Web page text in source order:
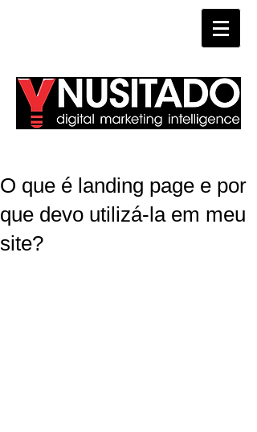
O que é landing page e por
que devo utilizá-la em meu
site?